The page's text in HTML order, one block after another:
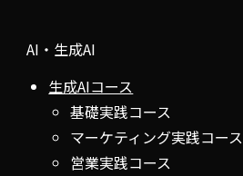
AI・生成AI
生成AIコース
基礎実践コース
マーケティング実践コース
営業実践コース